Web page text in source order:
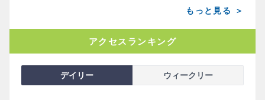
もっと見る ＞
アクセスランキング
デイリー ウィークリー